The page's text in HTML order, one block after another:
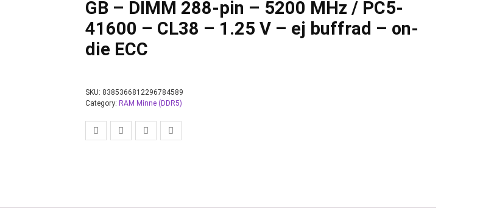
GB – DIMM 288-pin – 5200 MHz / PC5-
41600 – CL38 – 1.25 V – ej buffrad – on-
die ECC
SKU: 8385366812296784589
Category: RAM Minne (DDR5)